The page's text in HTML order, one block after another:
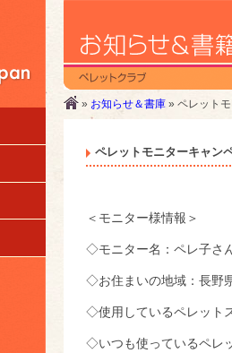
» お知らせ＆書庫 » ペレット
ペレットモニターキャン
＜モニター様情報＞
◇モニター名：ペレ子さ
◇お住まいの地域：長野
◇使用しているペレット
◇いつも使っているペレ